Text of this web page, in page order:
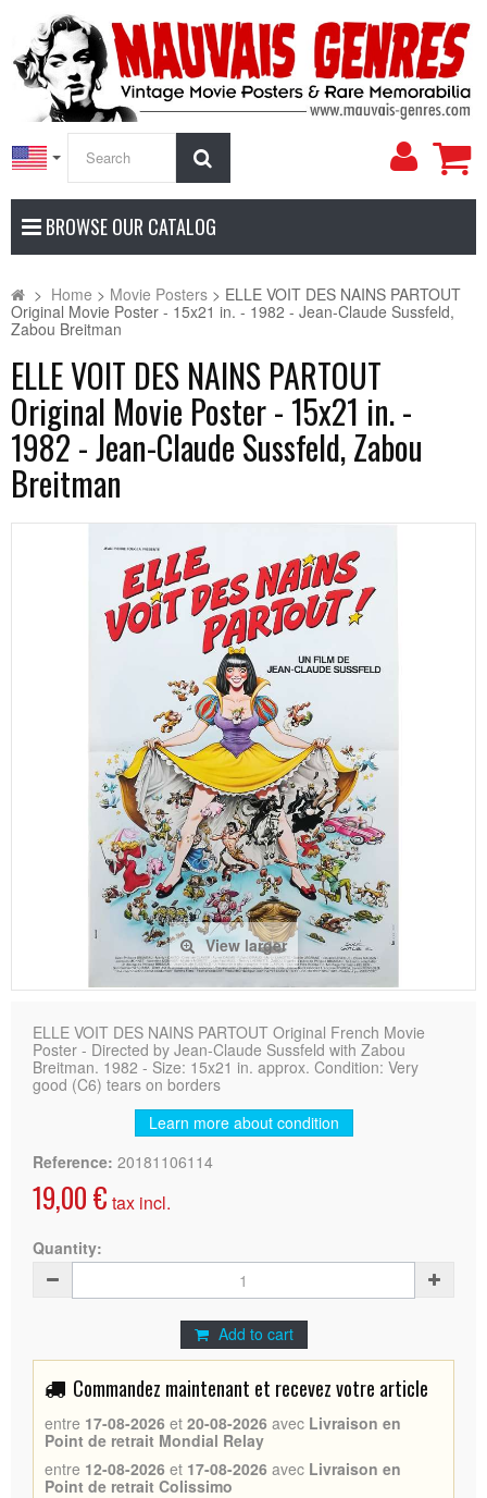
My
BROWSE OUR CATALOG
> Home > Movie Posters > ELLE VOIT DES NAINS PARTOUT
Original Movie Poster - 15x21 in. - 1982 - Jean-Claude Sussfeld,
Zabou Breitman
ELLE VOIT DES NAINS PARTOUT
Original Movie Poster - 15x21 in. -
1982 - Jean-Claude Sussfeld, Zabou
Breitman
View larger
ELLE VOIT DES NAINS PARTOUT Original French Movie
Poster - Directed by Jean-Claude Sussfeld with Zabou
Breitman. 1982 - Size: 15x21 in. approx. Condition: Very
good (C6) tears on borders
Learn more about condition
Reference: 20181106114
19,00 € tax incl.
Quantity:
Add to cart
Commandez maintenant et recevez votre article
entre 17-08-2026 et 20-08-2026 avec Livraison en
Point de retrait Mondial Relay
entre 12-08-2026 et 17-08-2026 avec Livraison en
Point de retrait Colissimo